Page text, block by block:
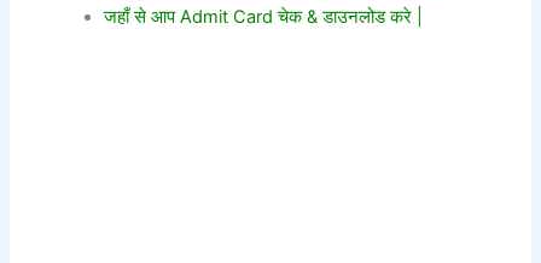
जहाँ से आप Admit Card चेक & डाउनलोड करे |